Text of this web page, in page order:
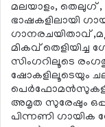
മലയാളം, തെലുഗ് ,
ഭാഷകളിലായി
ഗാനരചയിതാവ്
മികവ് തെളിയിച്ച
സിംഗറിലൂടെ
ഷോകളിലൂടെയും
അമൃത സുരേഷും
പിന്നണി